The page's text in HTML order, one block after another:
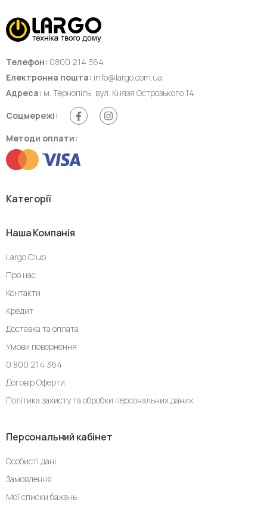
Телефон: 0800 214 364
Електронна пошта: info@largo.com.ua
Адреса: м. Тернопіль, вул. Князя Острозького 14
Соцмережі:
Методи оплати:
Категорії
Наша Компанія
Largo Club
Про нас
Контакти
Кредит
Доставка та оплата
Умови повернення
0 800 214 364
Договір Оферти
Політика захисту та обробки персональних даних
Персональний кабінет
Особисті дані
Замовлення
Мої списки бажань